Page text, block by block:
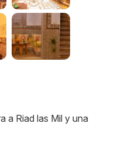
a Riad las Mil y una